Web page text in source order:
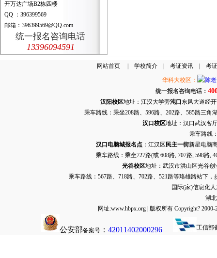
开万达广场B2栋四楼
QQ ：396399569
邮箱：396399569@QQ.com
统一报名咨询电话
13396094591
网站首页| 学校简介| 考证资讯| 考
华科大校区：
统一报名咨询电话：
汉阳校区地址：江汉大学旁沌口 东风大道经
乘车路线：乘坐208路、596路、202路、585路三
汉口校区地址：汉口武汉客
乘车路线
汉口电脑城报名点：江汉区 民主一街新星电脑
乘车路线：乘坐727路(或 608路, 707路, 598路,
光谷校区地址：武汉市洪山区光谷创
乘车路线：567路、718路、702路、521路等珞雄路站下
国际(家)信息化
湖
网址:www.hbpx.org | 版权所有 Copyright?
公安部备案号 ： 42011402000296 工信部